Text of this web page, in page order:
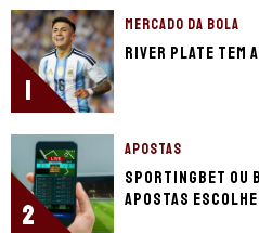
1
MERCADO DA BOLA
River Plate tem
2
APOSTAS
Sportingbet ou
apostas